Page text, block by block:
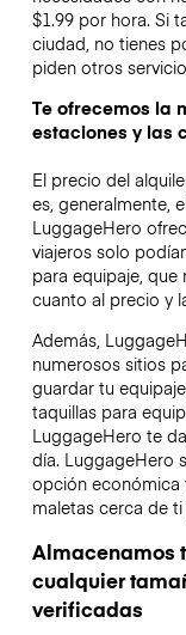
$1.99 por hora. Si
ciudad, no tienes
piden otros
Te ofrecemos la
estaciones y las
El precio del
es, generalmente,
LuggageHero
viajeros solo
para equipaje,
cuanto al precio y
Además,
numerosos sitios
guardar tu
taquillas para
LuggageHero te
día. LuggageHero
opción económica
maletas cerca de
Almacenamos
cualquier
verificadas